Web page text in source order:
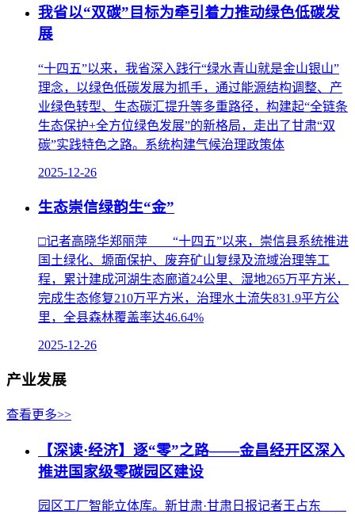
我省以“双碳”目标为牵引着力推动绿色低碳发
展
“十四五”以来，我省深入践行“绿水青山就是金山银山”
理念，以绿色低碳发展为抓手，通过能源结构调整、产
业绿色转型、生态碳汇提升等多重路径，构建起“全链条
生态保护+全方位绿色发展”的新格局，走出了甘肃“双
碳”实践特色之路。系统构建气候治理政策体
2025-12-26
生态崇信绿韵生“金”
□记者高晓华郑丽萍 “十四五”以来，崇信县系统推进
国土绿化、塬面保护、废弃矿山复绿及流域治理等工
程，累计建成河湖生态廊道24公里、湿地265万平方米，
完成生态修复210万平方米，治理水土流失831.9平方公
里，全县森林覆盖率达46.64%
2025-12-26
产业发展
查看更多>>
【深读·经济】逐“零”之路——金昌经开区深入
推进国家级零碳园区建设
园区工厂智能立体库。新甘肃·甘肃日报记者王占东